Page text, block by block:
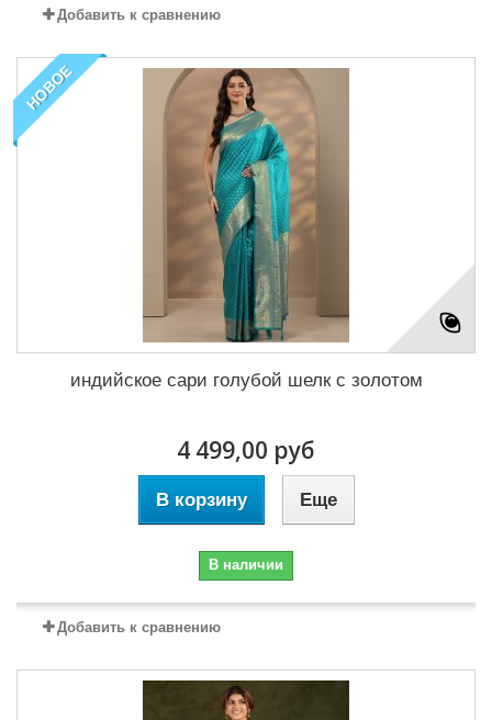
Добавить к сравнению
НОВОЕ
индийское сари голубой шелк с золотом
4 499,00 руб
В корзину Еще
В наличии
Добавить к сравнению